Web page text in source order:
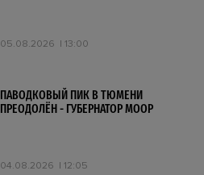
05.08.2026 13:00
ПАВОДКОВЫЙ ПИК В ТЮМЕНИ
ПРЕОДОЛЁН - ГУБЕРНАТОР МООР
04.08.2026 12:05